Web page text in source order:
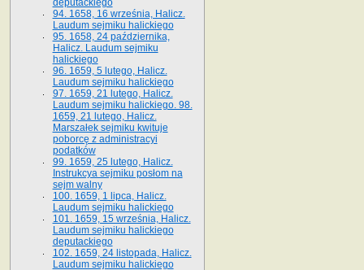
deputackiego
94. 1658, 16 września, Halicz.
Laudum sejmiku halickiego
95. 1658, 24 października,
Halicz. Laudum sejmiku
halickiego
96. 1659, 5 lutego, Halicz.
Laudum sejmiku halickiego
97. 1659, 21 lutego, Halicz.
Laudum sejmiku halickiego. 98.
1659, 21 lutego, Halicz.
Marszałek sejmiku kwituje
poborcę z administracyi
podatków
99. 1659, 25 lutego, Halicz.
Instrukcya sejmiku posłom na
sejm walny
100. 1659, 1 lipca, Halicz.
Laudum sejmiku halickiego
101. 1659, 15 września, Halicz.
Laudum sejmiku halickiego
deputackiego
102. 1659, 24 listopada, Halicz.
Laudum sejmiku halickiego